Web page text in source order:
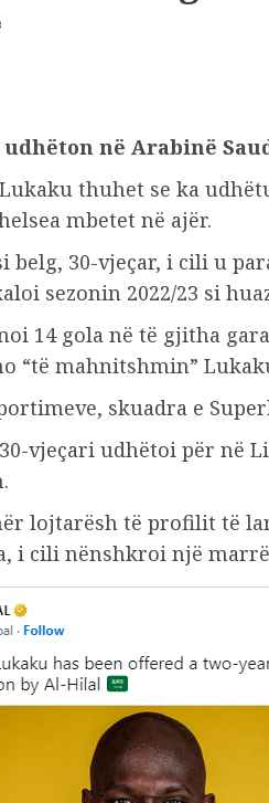
në Arabinë
thuhet se ka
mbetet në ajër.
belg, 30-vjeçar, i cili u
sezonin 2022/23 si
14 gola në të gjitha
“të mahnitshmin”
skuadra e
vjeçari udhëtoi për në
lojtarësh të profilit të
i cili nënshkroi një